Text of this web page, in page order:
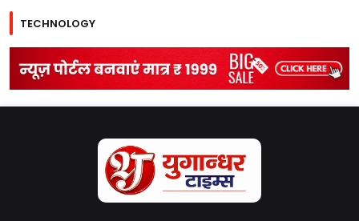
TECHNOLOGY